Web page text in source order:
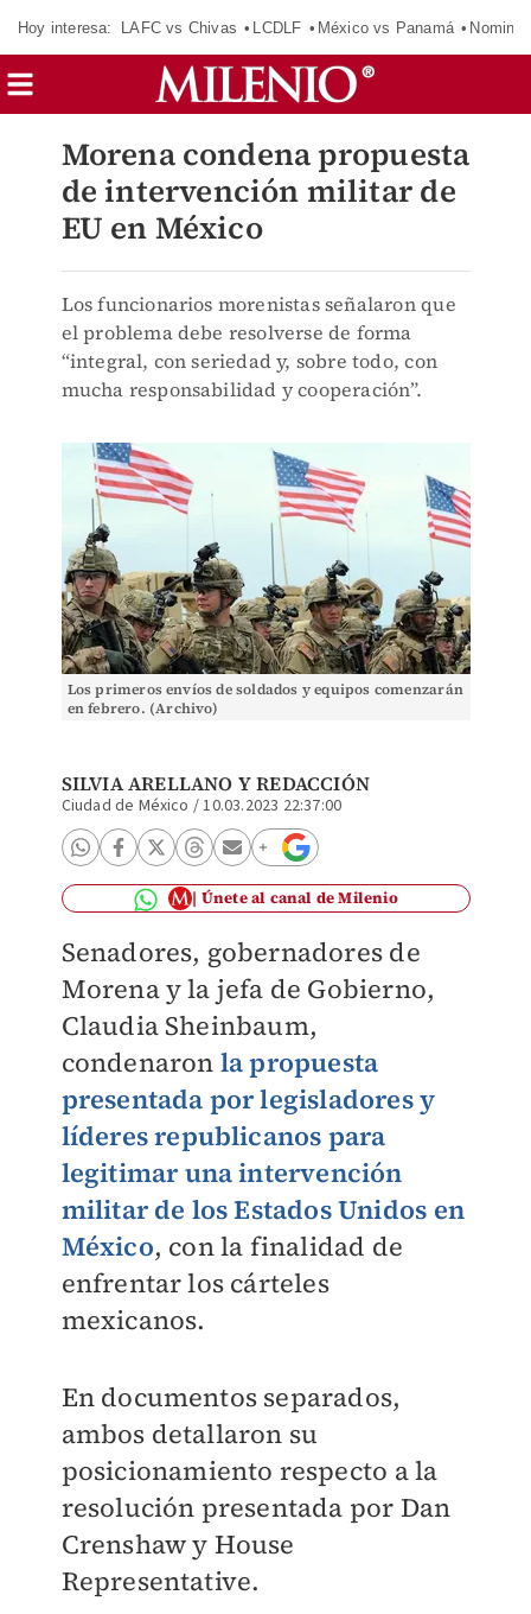
Hoy interesa: LAFC vs Chivas LCDLF México vs Panamá
Morena condena propuesta
de intervención militar de
EU en México
Los funcionarios morenistas señalaron que
el problema debe resolverse de forma
“integral, con seriedad y, sobre todo, con
mucha responsabilidad y cooperación”.
Los primeros envíos de soldados y equipos comenzarán
en febrero. (Archivo)
SILVIA ARELLANO YREDACCIÓN
Ciudad de México /10.03.2023 22:37:00
Únete al canal de Milenio
Senadores, gobernadores de
Morena y la jefa de Gobierno,
Claudia Sheinbaum,
condenaron la propuesta
presentada por legisladores y
líderes republicanos para
legitimar una intervención
militar de los Estados Unidos en
México, con la finalidad de
enfrentar los cárteles
mexicanos.
En documentos separados,
ambos detallaron su
posicionamiento respecto ala
resolución presentada por Dan
Crenshaw y House
Representative.